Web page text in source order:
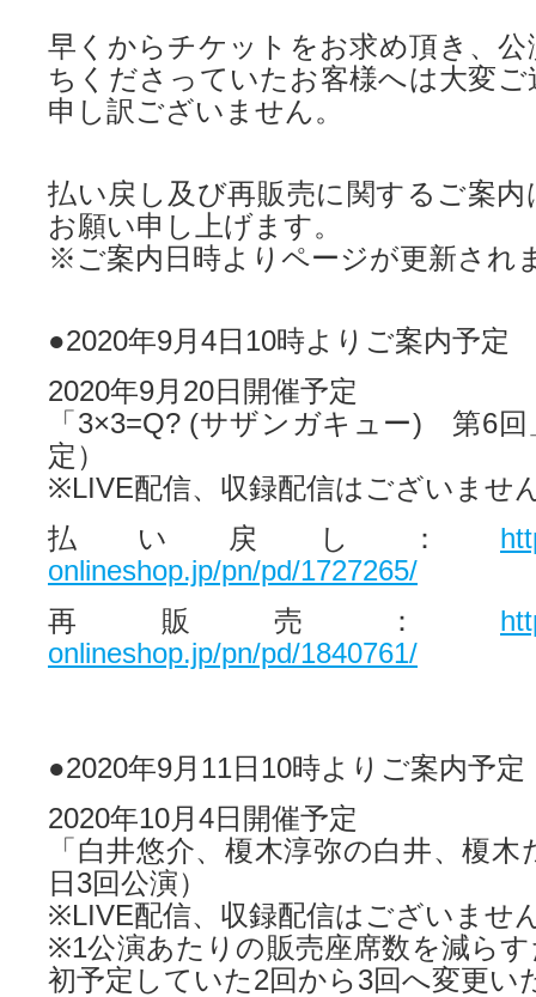
早くからチケットをお求め頂き、
ちくださっていたお客様へは大変
申し訳ございません。
払い戻し及び再販売に関するご案
お願い申し上げます。
※ご案内日時よりページが更新され
●2020年9月4日10時よりご案内予定
2020年9月20日開催予定
「3×3=Q? (サザンガキュー) 第6回
定）
※LIVE配信、収録配信はございませ
払い戻し：
onlineshop.jp/pn/pd/1727265/
再販売：
onlineshop.jp/pn/pd/1840761/
●2020年9月11日10時よりご案内予定
2020年10月4日開催予定
「白井悠介、榎木淳弥の白井、榎
日3回公演）
※LIVE配信、収録配信はございませ
※1公演あたりの販売座席数を減ら
初予定していた2回から3回へ変更い